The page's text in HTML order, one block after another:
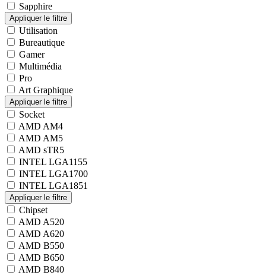
Sapphire
Utilisation
Bureautique
Gamer
Multimédia
Pro
Art Graphique
Socket
AMD AM4
AMD AM5
AMD sTR5
INTEL LGA1155
INTEL LGA1700
INTEL LGA1851
Chipset
AMD A520
AMD A620
AMD B550
AMD B650
AMD B840